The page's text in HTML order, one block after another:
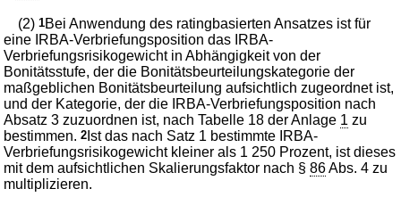
(2)1Bei Anwendung des ratingbasierten Ansatzes ist für
eine IRBA-Verbriefungsposition das IRBA-
Verbriefungsrisikogewicht in Abhängigkeit von der
Bonitätsstufe, der die Bonitätsbeurteilungskategorie der
maßgeblichen Bonitätsbeurteilung aufsichtlich zugeordnet ist,
und der Kategorie, der die IRBA-Verbriefungsposition nach
Absatz 3 zuzuordnen ist, nach Tabelle 18 der Anlage 1 zu
bestimmen.2 Ist das nach Satz 1 bestimmte IRBA-
Verbriefungsrisikogewicht kleiner als 1 250 Prozent, ist dieses
mit dem aufsichtlichen Skalierungsfaktor nach §86Abs. 4 zu
multiplizieren.